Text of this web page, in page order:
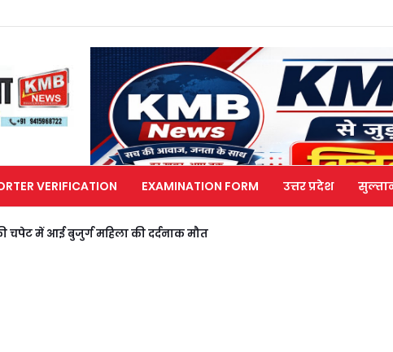
VERIFICATION EXAMINATION FORM उत्तर प्रदेश
की चपेट में आई बुजुर्ग महिला की दर्दनाक मौत